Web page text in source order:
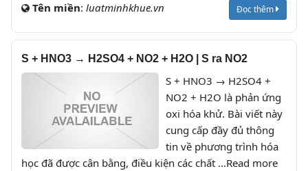
Tên miền: luatminhkhue.vn Đọc thêm
S + HNO3 → H2SO4 + NO2 + H2O | S ra NO2
S + HNO3 → H2SO4 +
NO2 + H2O là phản ứng
oxi hóa khử. Bài viết này
cung cấp đầy đủ thông
tin về phương trình hóa
học đã được cân bằng, điều kiện các chất ...Read more